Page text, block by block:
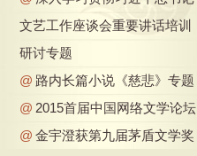
文艺工作座谈会重要讲话培训
研讨专题
@ 路内长篇小说《慈悲》专题
@ 2015首届中国网络文学论坛
@ 金宇澄获第九届茅盾文学奖